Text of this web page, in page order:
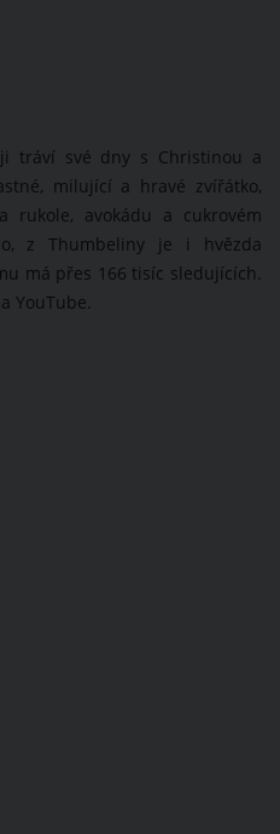
tráví své dny s Christinou a
milující a hravé zvířátko,
rukole, avokádu a cukrovém
z Thumbeliny je i hvězda
má přes 166 tisíc sledujících.
YouTube.